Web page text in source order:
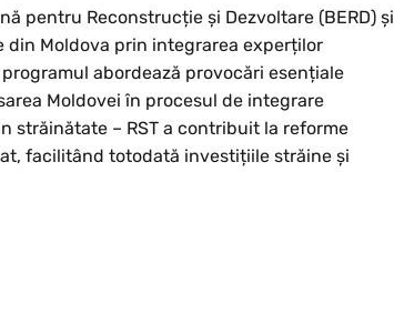
pentru Reconstrucție și Dezvoltare (BERD) și
Moldova prin integrarea experților
abordează provocări esențiale
Moldovei în procesul de integrare
străinătate – RST a contribuit la reforme
facilitând totodată investițiile străine și